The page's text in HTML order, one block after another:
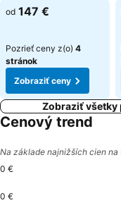
od 147 €
Pozrieť ceny z(o) 4
stránok
Zobraziť ceny
Zobraziť všetky
Cenový trend
Na základe najnižších cien
0 €
0 €